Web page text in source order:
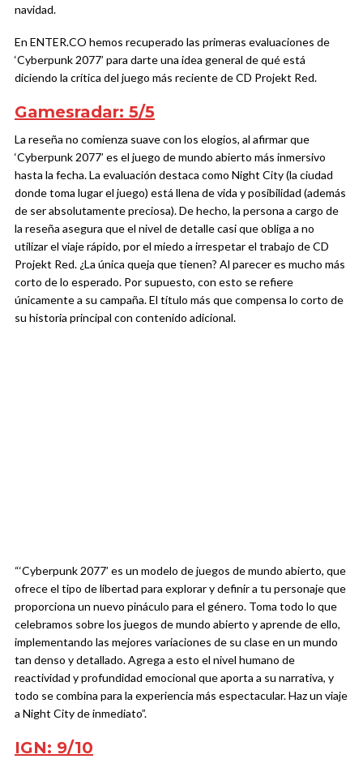
navidad.
En ENTER.CO hemos recuperado las primeras evaluaciones de
‘Cyberpunk 2077’ para darte una idea general de qué está
diciendo la crítica del juego más reciente de CD Projekt Red.
Gamesradar: 5/5
La reseña no comienza suave con los elogios, al afirmar que
‘Cyberpunk 2077’ es el juego de mundo abierto más inmersivo
hasta la fecha. La evaluación destaca como Night City (la ciudad
donde toma lugar el juego) está llena de vida y posibilidad (además
de ser absolutamente preciosa). De hecho, la persona a cargo de
la reseña asegura que el nivel de detalle casi que obliga a no
utilizar el viaje rápido, por el miedo a irrespetar el trabajo de CD
Projekt Red. ¿La única queja que tienen? Al parecer es mucho más
corto de lo esperado. Por supuesto, con esto se refiere
únicamente a su campaña. El título más que compensa lo corto de
su historia principal con contenido adicional.
“‘Cyberpunk 2077’ es un modelo de juegos de mundo abierto, que
ofrece el tipo de libertad para explorar y definir a tu personaje que
proporciona un nuevo pináculo para el género. Toma todo lo que
celebramos sobre los juegos de mundo abierto y aprende de ello,
implementando las mejores variaciones de su clase en un mundo
tan denso y detallado. Agrega a esto el nivel humano de
reactividad y profundidad emocional que aporta a su narrativa, y
todo se combina para la experiencia más espectacular. Haz un viaje
a Night City de inmediato”.
IGN: 9/10